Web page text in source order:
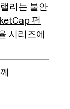
리는 불안
펀
시리즈에